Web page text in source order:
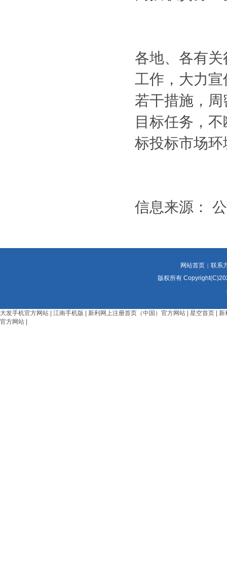
各地、各有
工作，大力
若干措施，
目标任务，
标投标市场环
信息来源：
网站首页 | 联系
版权所有
大发手机官方网站 江南手机版 新利网上注册首页（中国）官方网站 星空首页
新
官方网站